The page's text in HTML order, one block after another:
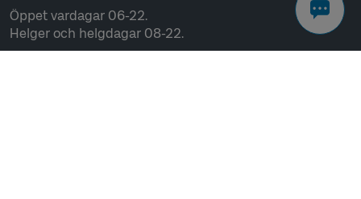
Öppet vardagar 06-22.
Helger och helgdagar 08-22.